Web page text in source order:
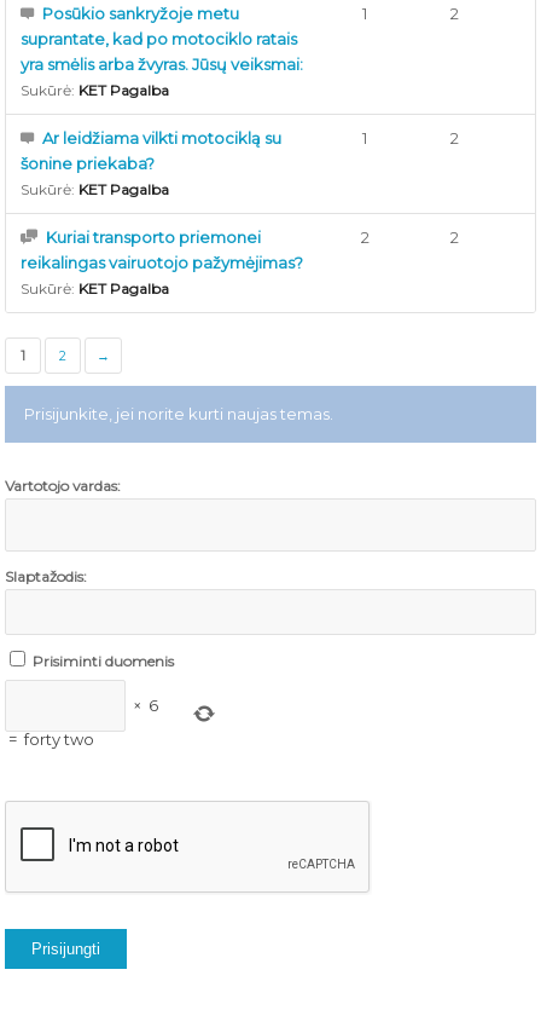
Posūkio sankryžoje metu
suprantate, kad po motociklo ratais
yra smėlis arba žvyras. Jūsų veiksmai:
Sukūrė: KET Pagalba
1 2
Ar leidžiama vilkti motociklą su
šonine priekaba?
Sukūrė: KET Pagalba
1 2
Kuriai transporto priemonei
reikalingas vairuotojo pažymėjimas?
Sukūrė: KET Pagalba
2 2
1 2 →
Prisijunkite, jei norite kurti naujas temas.
Vartotojo vardas:
Slaptažodis:
Prisiminti duomenis
× 6
= forty two
Prisijungti